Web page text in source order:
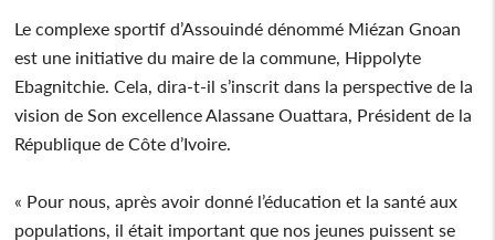
Le complexe sportif d’Assouindé dénommé Miézan Gnoan
est une initiative du maire de la commune, Hippolyte
Ebagnitchie. Cela, dira-t-il s’inscrit dans la perspective de la
vision de Son excellence Alassane Ouattara, Président de la
République de Côte d’Ivoire.
« Pour nous, après avoir donné l’éducation et la santé aux
populations, il était important que nos jeunes puissent se